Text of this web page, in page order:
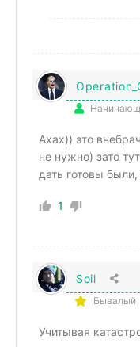
Ахах)) это
не нужно) зато
дать готовы
1
Soil
Бывалый
Учитывая